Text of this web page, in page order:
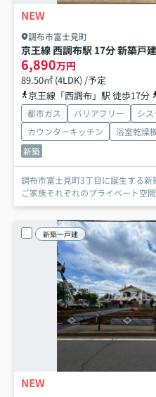
NEW
調布市富士見町
6,890万円
89.50㎡ (4LDK) /予定
京王線「西調布」駅 徒歩17分
都市ガス バリアフリー
シ
カウンターキッチン
浴室乾燥
新築
調布市富士見町3丁目に誕生する新
ご家族それぞれのプライベート空
新築一戸建
NEW